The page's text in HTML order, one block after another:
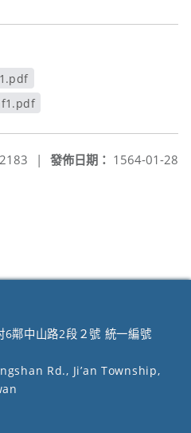
發佈日期： 1564-01-28
2183 |
鄰中山路2段２號 統一編號
Rd., Ji’an Township,